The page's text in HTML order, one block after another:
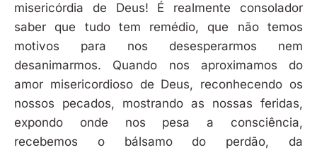
misericórdia de Deus! É realmente consolador
saber que tudo tem remédio, que não temos
motivos para nos desesperarmos nem
desanimarmos. Quando nos aproximamos do
amor misericordioso de Deus, reconhecendo os
nossos pecados, mostrando as nossas feridas,
expondo onde nos pesa a consciência,
recebemos o bálsamo do perdão, da